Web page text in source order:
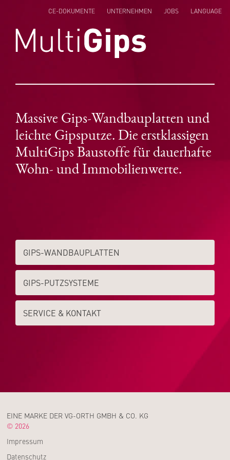
CE-DOKUMENTE UNTERNEHMEN JOBS
LANGUAGE
Massive Gips-Wandbauplatten und
leichte Gipsputze. Die erstklassigen
MultiGips Baustoffe für dauerhafte
Wohn- und Immobilienwerte.
GIPS-WAND­­BAUPLATTEN
GIPS-PUTZSYSTEME
SERVICE & KONTAKT
EINE MARKE DER VG-ORTH GMBH & CO. KG
© 2026
Impressum
Datenschutz